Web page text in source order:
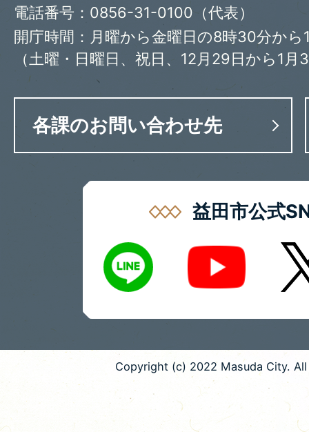
電話番号：0856-31-0100（代表）
開庁時間：月曜から金曜日の8時30分から
（土曜・日曜日、祝日、12月29日から1月
各課のお問い合わせ先
益田市公式
LINE
Youtube X
Copyright (c) 2022 Masuda City.